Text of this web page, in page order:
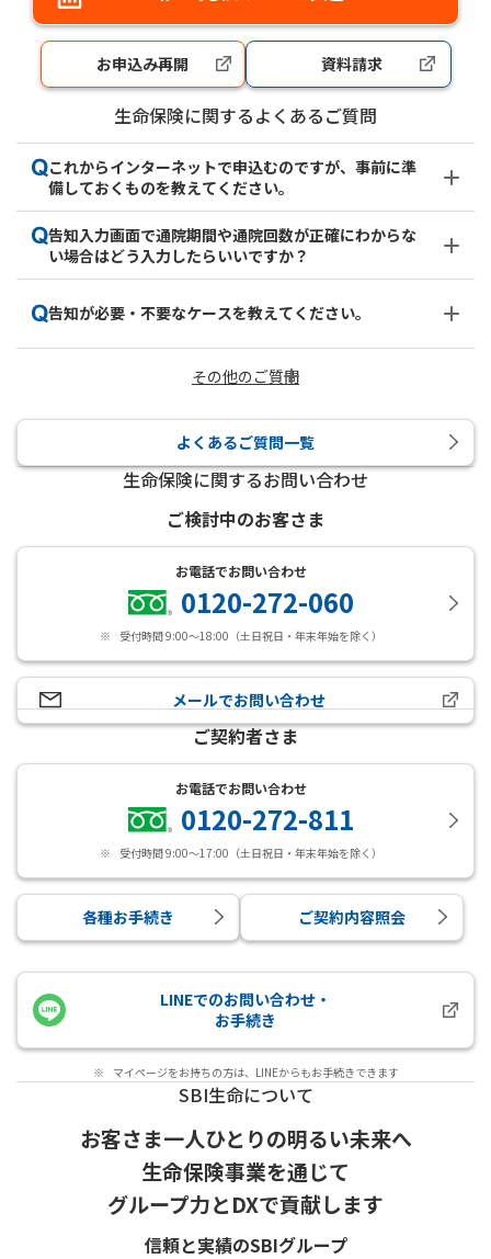
お申込み再開新規ウィンドウを開きます資料請求新規ウィンドウを
生命保険に関するよくあるご質問
これからインターネットで申込むのですが、事前に準
備しておくものを教えてください。
告知入力画面で通院期間や通院回数が正確にわからな
い場合はどう入力したらいいですか？
告知が必要・不要なケースを教えてください。
その他のご質問
よくあるご質問一覧
生命保険に関するお問い合わせ
ご検討中のお客さま
お電話でお問い合わせ
0120-272-060
※ 受付時間 9:00～18:00（土日祝日・年末年始を除く）
メールでお問い合わせ
新規ウィンドウを開きます
ご契約者さま
お電話でお問い合わせ
0120-272-811
※ 受付時間 9:00～17:00（土日祝日・年末年始を除く）
各種お手続き ご契約内容照会
LINEでのお問い合わせ・
お手続き新規ウィンドウを開きます
※ マイページをお持ちの方は、LINEからもお手続きできます
SBI生命について
お客さま一人ひとりの明るい未来へ
生命保険事業を通じて
グループ力とDXで貢献します
信頼と実績のSBIグループ